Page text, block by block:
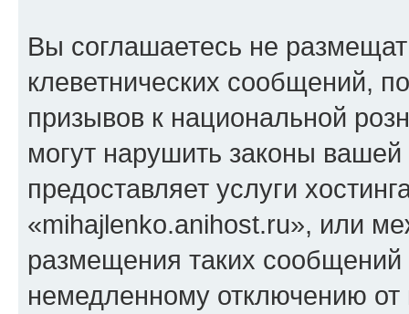
Вы соглашаетесь не
клеветнических сообщений,
призывов к национальной
могут нарушить законы
предоставляет услуги
«mihajlenko.anihost.ru», или
размещения таких
немедленному отключению